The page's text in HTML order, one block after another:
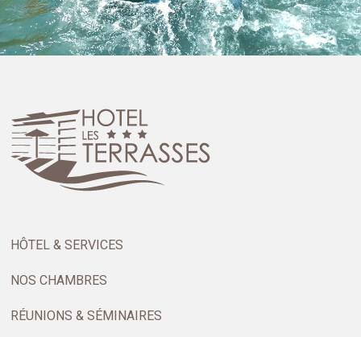
HÔTEL & SERVICES
NOS CHAMBRES
RÉUNIONS & SÉMINAIRES